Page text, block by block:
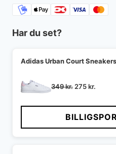
Har du set?
Adidas Urban Court
349kr. Den
pris
var:
349 kr..
275kr.
pris
er:
275